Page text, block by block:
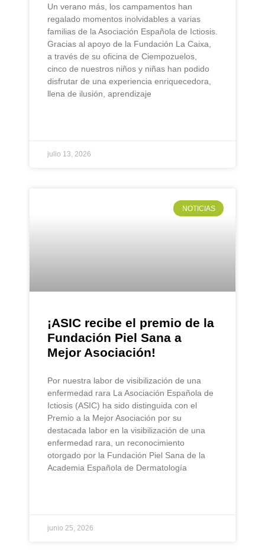
Un verano más, los campamentos han
regalado momentos inolvidables a varias
familias de la Asociación Española de Ictiosis.
Gracias al apoyo de la Fundación La Caixa,
a través de su oficina de Ciempozuelos,
cinco de nuestros niños y niñas han podido
disfrutar de una experiencia enriquecedora,
llena de ilusión, aprendizaje
julio 13, 2026
NOTICIAS
¡ASIC recibe el premio de la
Fundación Piel Sana a
Mejor Asociación!
Por nuestra labor de visibilización de una
enfermedad rara La Asociación Española de
Ictiosis (ASIC) ha sido distinguida con el
Premio a la Mejor Asociación por su
destacada labor en la visibilización de una
enfermedad rara, un reconocimiento
otorgado por la Fundación Piel Sana de la
Academia Española de Dermatología
junio 25, 2026